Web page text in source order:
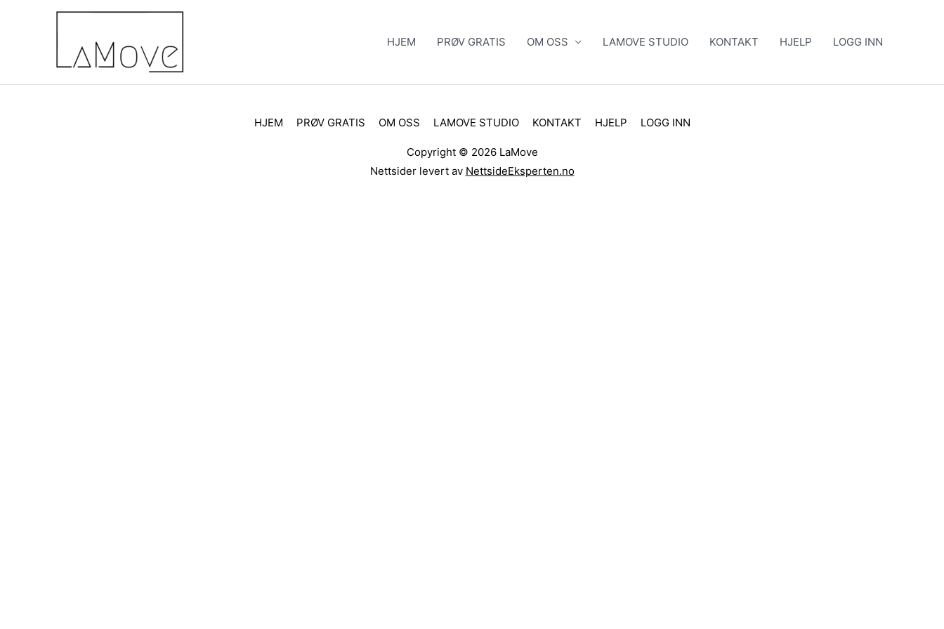
HJEM PRØV GRATIS OM OSS LAMOVE STUDIO KONTAKT HJELP LOGG INN
HJEM PRØV GRATIS OM OSS LAMOVE STUDIO KONTAKT HJELP LOGG INN
Copyright © 2026 LaMove
Nettsider levert av NettsideEksperten.no